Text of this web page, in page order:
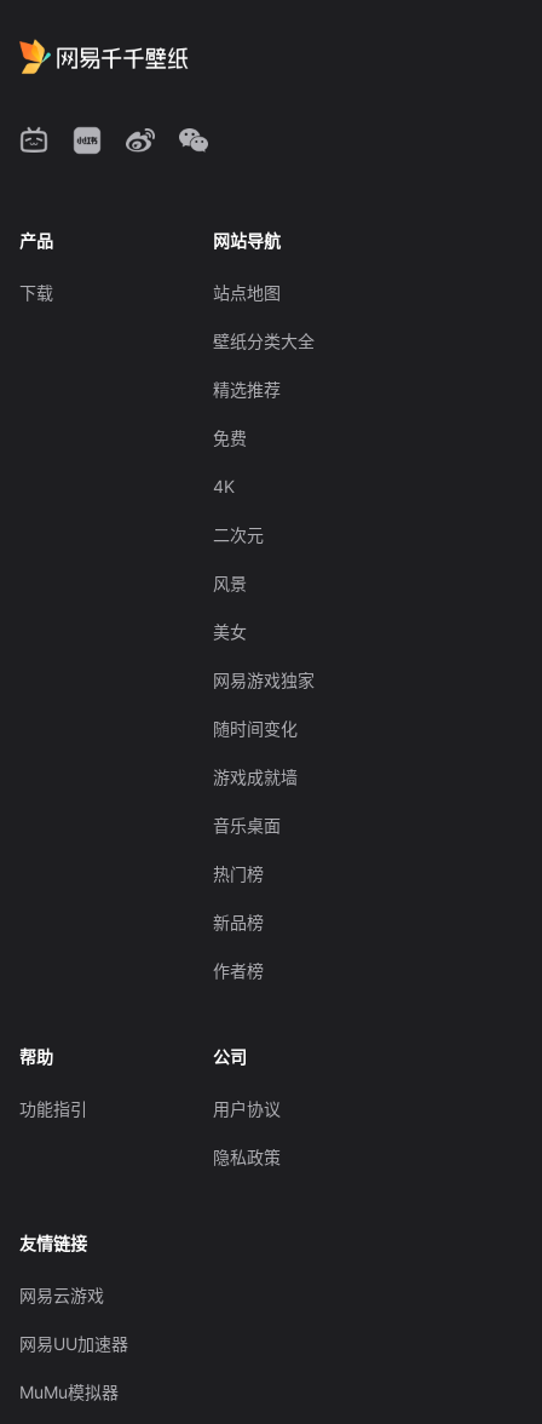
产品
下载
网站导航
站点地图
壁纸分类大全
精选推荐
免费
4K
二次元
风景
美女
网易游戏独家
随时间变化
游戏成就墙
音乐桌面
热门榜
新品榜
作者榜
帮助
功能指引
公司
用户协议
隐私政策
友情链接
网易云游戏
网易UU加速器
MuMu模拟器